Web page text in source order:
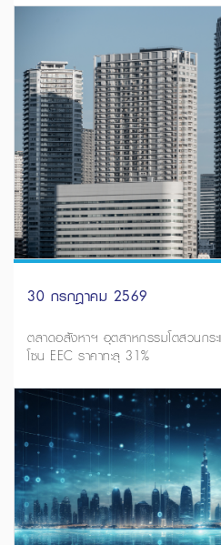
30 กรกฎาคม 2569
ตลาดอสังหาฯ อุตสาหกรรมโตสวนก
โซน EEC ราคาทะลุ 31%